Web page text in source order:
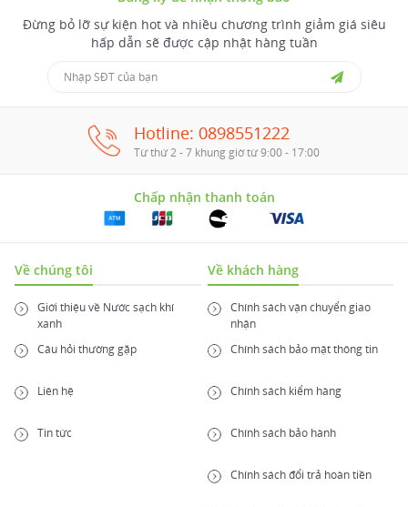
Đừng bỏ lỡ sự kiện hot và nhiều chương trình giảm giá siêu
hấp dẫn sẽ được cập nhật hàng tuần
Hotline: 0898551222
Từ thứ 2 - 7 khung giờ từ 9:00 - 17:00
Chấp nhận thanh toán
Về chúng tôi
Giới thiệu về Nước sạch khí
xanh
Câu hỏi thường gặp
Liên hệ
Tin tức
Về khách hàng
Chính sách vận chuyển giao
nhận
Chính sách bảo mật thông tin
Chính sách kiểm hàng
Chính sách bảo hành
Chính sách đổi trả hoàn tiền